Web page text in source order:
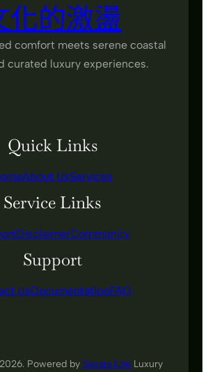
化的激盪
comfort meets serene coastal
curated luxury experiences.
Quick Links
About UsServices
Service Links
DisclaimerCommunity
Support
UsDocumentationFAQ
Powered by Savara Lite Luxury